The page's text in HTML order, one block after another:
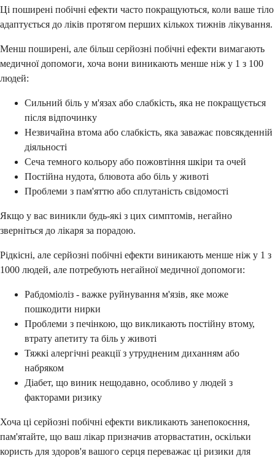
Ці поширені побічні ефекти часто покращуються, коли ваше тіло
адаптується до ліків протягом перших кількох тижнів лікування.
Менш поширені, але більш серйозні побічні ефекти вимагають
медичної допомоги, хоча вони виникають менше ніж у 1 з 100
людей:
Сильний біль у м'язах або слабкість, яка не покращується
після відпочинку
Незвичайна втома або слабкість, яка заважає повсякденній
діяльності
Сеча темного кольору або пожовтіння шкіри та очей
Постійна нудота, блювота або біль у животі
Проблеми з пам'яттю або сплутаність свідомості
Якщо у вас виникли будь-які з цих симптомів, негайно
зверніться до лікаря за порадою.
Рідкісні, але серйозні побічні ефекти виникають менше ніж у 1 з
1000 людей, але потребують негайної медичної допомоги:
Рабдоміоліз - важке руйнування м'язів, яке може
пошкодити нирки
Проблеми з печінкою, що викликають постійну втому,
втрату апетиту та біль у животі
Тяжкі алергічні реакції з утрудненим диханням або
набряком
Діабет, що виник нещодавно, особливо у людей з
факторами ризику
Хоча ці серйозні побічні ефекти викликають занепокоєння,
пам'ятайте, що ваш лікар призначив аторвастатин, оскільки
користь для здоров'я вашого серця переважає ці ризики для